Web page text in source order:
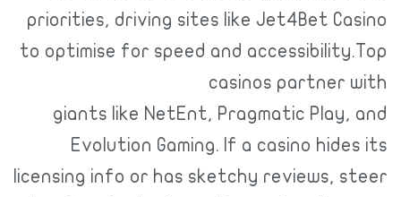
priorities, driving sites like Jet4Bet
to optimise for speed and
casinos
giants like NetEnt, Pragmatic
Evolution Gaming. If a casino
licensing info or has sketchy